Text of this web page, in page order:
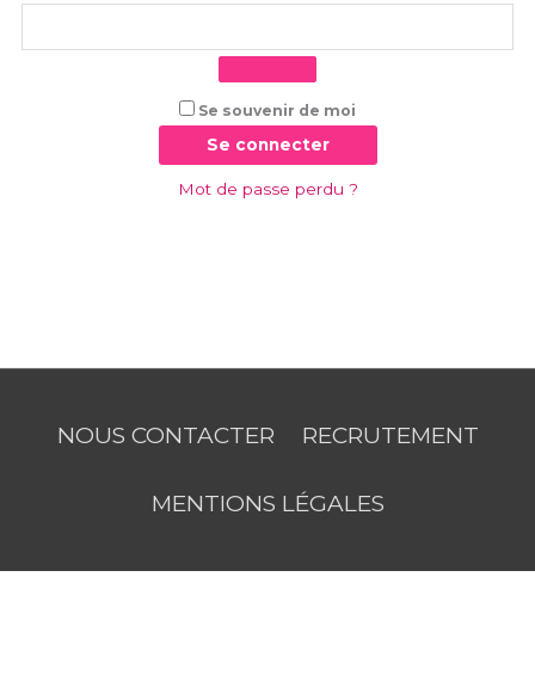
Se souvenir de moi
Se connecter
Mot de passe perdu ?
NOUS CONTACTER RECRUTEMENT
MENTIONS LÉGALES